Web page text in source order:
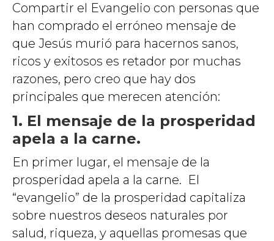
Compartir el Evangelio con personas que
han comprado el erróneo mensaje de
que Jesús murió para hacernos sanos,
ricos y exitosos es retador por muchas
razones, pero creo que hay dos
principales que merecen atención:
1. El mensaje de la prosperidad
apela a la carne.
En primer lugar, el mensaje de la
prosperidad apela a la carne. El
“evangelio” de la prosperidad capitaliza
sobre nuestros deseos naturales por
salud, riqueza, y aquellas promesas que